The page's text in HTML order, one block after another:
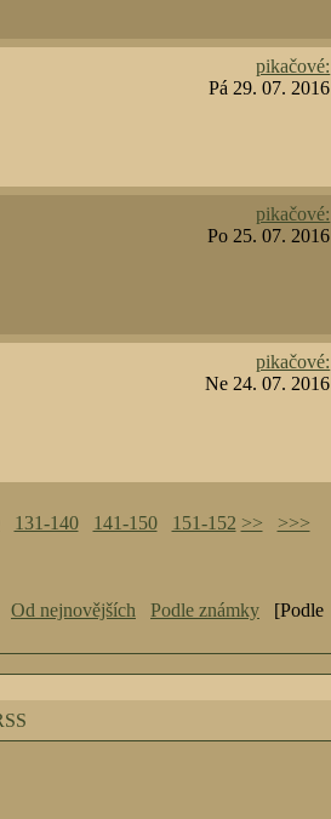
pikačové:
Pá 29. 07. 2016
pikačové:
Po 25. 07. 2016
pikačové:
Ne 24. 07. 2016
131-140 141-150 151-152 >>
>>>
Od nejnovějších Podle známky [Podle